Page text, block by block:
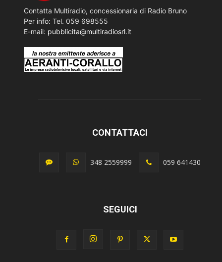
Contatta Multiradio, concessionaria di Radio Bruno
Per info: Tel. 059 698555
E-mail: pubblicita@multiradiosrl.it
CONTATTACI
348 2559999 059 641430
SEGUICI